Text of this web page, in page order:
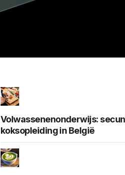
Volwassenenonderwijs:
koksopleiding in België